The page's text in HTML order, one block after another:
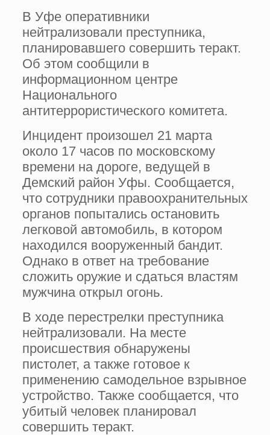
В Уфе оперативники
нейтрализовали преступника,
планировавшего совершить теракт.
Об этом сообщили в
информационном центре
Национального
антитеррористического комитета.
Инцидент произошел 21 марта
около 17 часов по московскому
времени на дороге, ведущей в
Демский район Уфы. Сообщается,
что сотрудники правоохранительных
органов попытались остановить
легковой автомобиль, в котором
находился вооруженный бандит.
Однако в ответ на требование
сложить оружие и сдаться властям
мужчина открыл огонь.
В ходе перестрелки преступника
нейтрализовали. На месте
происшествия обнаружены
пистолет, а также готовое к
применению самодельное взрывное
устройство. Также сообщается, что
убитый человек планировал
совершить теракт.